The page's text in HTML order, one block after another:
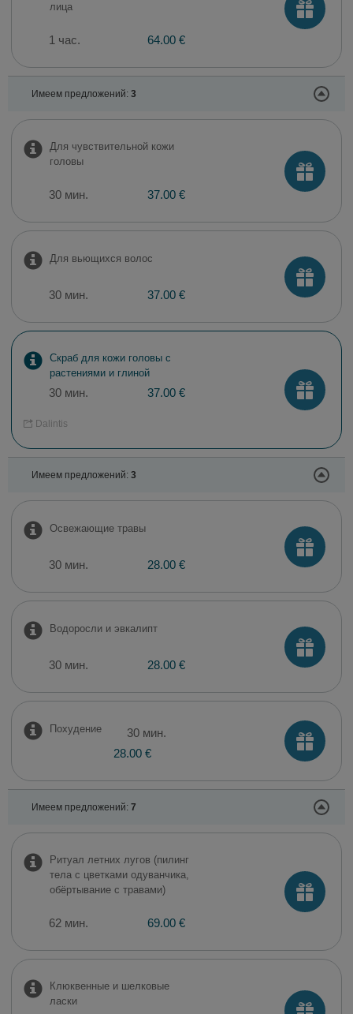
лица
1 час. 64.00 €
Имеем предложений: 3
Для чувствительной кожи
головы
30 мин. 37.00 €
Для вьющихся волос
30 мин. 37.00 €
Скраб для кожи головы с
растениями и глиной
30 мин. 37.00 €
Dalintis
Имеем предложений: 3
Освежающие травы
30 мин. 28.00 €
Водоросли и эвкалипт
30 мин. 28.00 €
Похудение
30 мин.
28.00 €
Имеем предложений: 7
Ритуал летних лугов (пилинг
тела с цветками одуванчика,
обёртывание с травами)
62 мин. 69.00 €
Клюквенные и шелковые
ласки